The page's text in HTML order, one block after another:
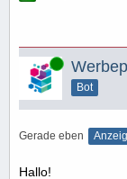
Online
Bot
Gerade eben
Hallo!